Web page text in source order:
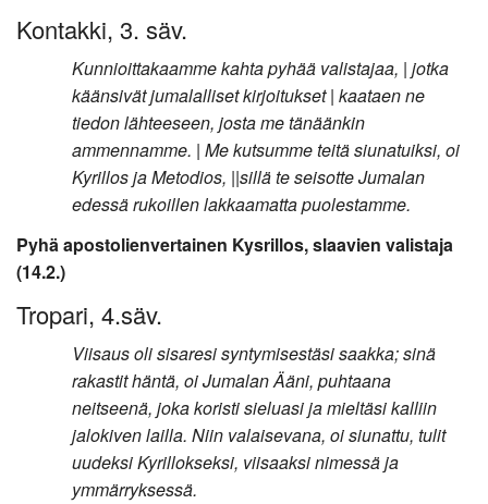
Kontakki, 3. säv.
Kunnioittakaamme kahta pyhää valistajaa, | jotka
käänsivät jumalalliset kirjoitukset | kaataen ne
tiedon lähteeseen, josta me tänäänkin
ammennamme. | Me kutsumme teitä siunatuiksi, oi
Kyrillos ja Metodios, ||sillä te seisotte Jumalan
edessä rukoillen lakkaamatta puolestamme.
Pyhä apostolienvertainen Kysrillos, slaavien valistaja
(14.2.)
Tropari, 4.säv.
Viisaus oli sisaresi syntymisestäsi saakka; sinä
rakastit häntä, oi Jumalan Ääni, puhtaana
neitseenä, joka koristi sieluasi ja mieltäsi kalliin
jalokiven lailla. Niin valaisevana, oi siunattu, tulit
uudeksi Kyrillokseksi, viisaaksi nimessä ja
ymmärryksessä.